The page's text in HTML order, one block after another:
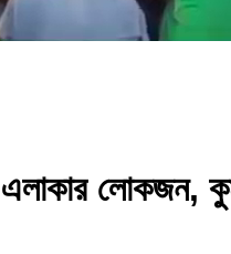
এলাকার লোকজন,